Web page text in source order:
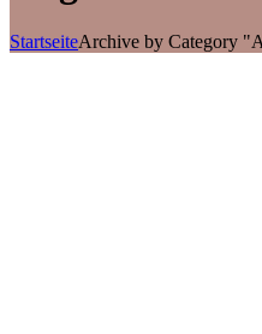
StartseiteArchive by Category